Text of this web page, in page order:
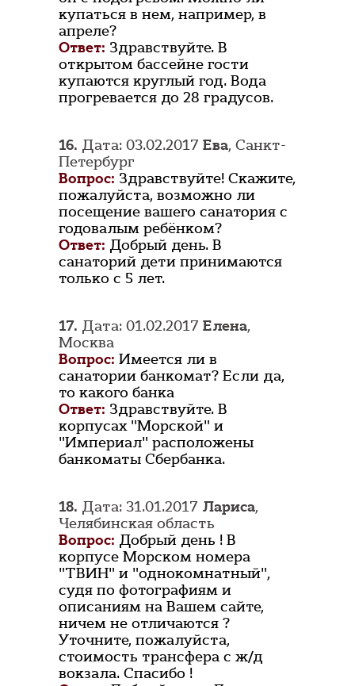
купаться в нем, например, в
апреле?
Ответ: Здравствуйте. В
открытом бассейне гости
купаются круглый год. Вода
прогревается до 28 градусов.
16. Дата: 03.02.2017 Ева, Санкт-
Петербург
Вопрос: Здравствуйте! Скажите,
пожалуйста, возможно ли
посещение вашего санатория с
годовалым ребёнком?
Ответ: Добрый день. В
санаторий дети принимаются
только с 5 лет.
17. Дата: 01.02.2017 Елена,
Москва
Вопрос: Имеется ли в
санатории банкомат? Если да,
то какого банка
Ответ: Здравствуйте. В
корпусах "Морской" и
"Империал" расположены
банкоматы Сбербанка.
18. Дата: 31.01.2017 Лариса,
Челябинская область
Вопрос: Добрый день ! В
корпусе Морском номера
"ТВИН" и "однокомнатный",
судя по фотографиям и
описаниям на Вашем сайте,
ничем не отличаются ?
Уточните, пожалуйста,
стоимость трансфера с ж/д
вокзала. Спасибо !